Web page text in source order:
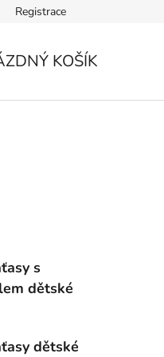
Podmínky ochrany osobních údajů
Registrace
KOŠÍK
s
dětské
dětské